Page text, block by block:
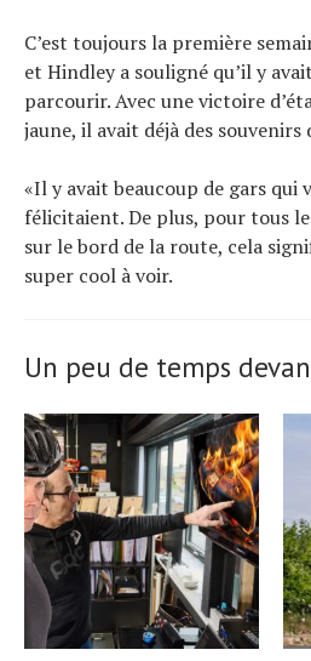
C’est toujours la première
et Hindley a souligné qu’il y
parcourir. Avec une victoire
jaune, il avait déjà des souvenirs
«Il y avait beaucoup de gars qui
félicitaient. De plus, pour tous
sur le bord de la route, cela
super cool à voir.
Un peu de temps